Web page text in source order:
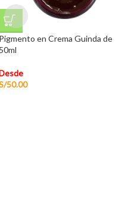
en Crema Guinda de
50.00